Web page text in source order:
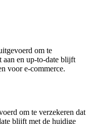
om te
aan en up-to-date blijft
voor e-commerce.
om te verzekeren dat
blijft met de huidige